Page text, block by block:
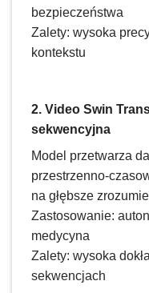
bezpieczeństwa
Zalety: wysoka
kontekstu
2. Video Swin
sekwencyjna
Model przetwarza
przestrzenno-
na głębsze
Zastosowanie:
medycyna
Zalety: wysoka
sekwencjach